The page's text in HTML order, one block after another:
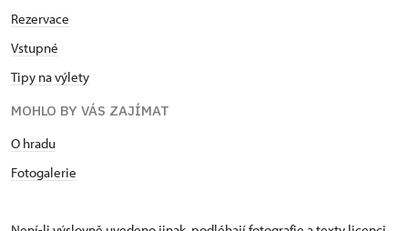
Rezervace
Vstupné
Tipy na výlety
MOHLO BY VÁS ZAJÍMAT
O hradu
Fotogalerie